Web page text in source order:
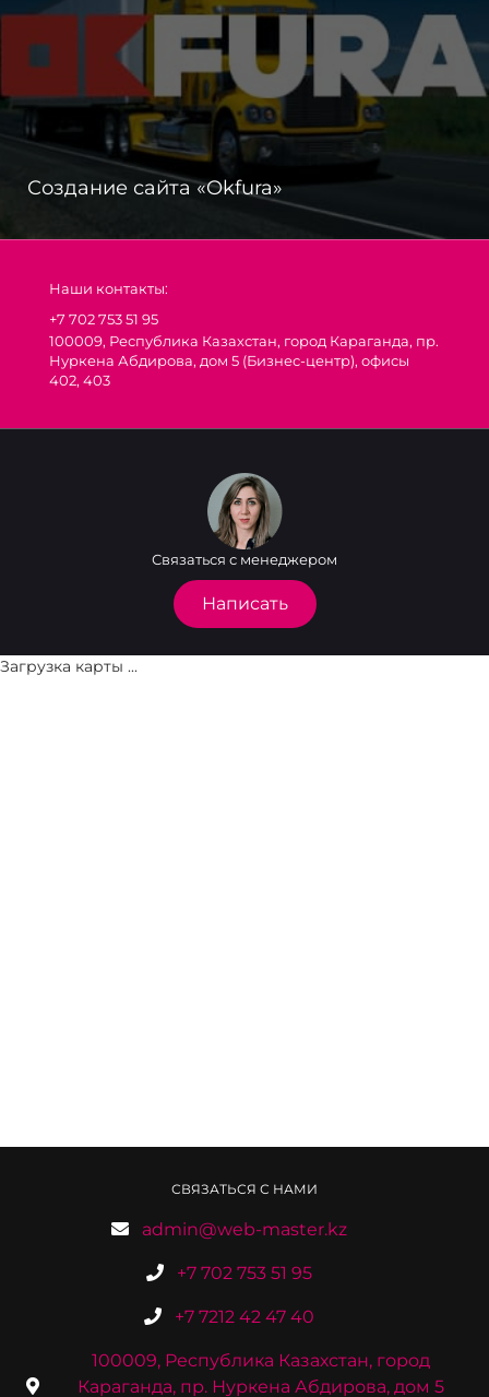
Создание сайта «Okfura»
Наши контакты:
+7 702 753 51 95
100009, Республика Казахстан, город Караганда, пр.
Нуркена Абдирова, дом 5 (Бизнес-центр), офисы
402, 403
Связаться с менеджером
Написать
Загрузка карты ...
СВЯЗАТЬСЯ С НАМИ
admin@web-master.kz
+7 702 753 51 95
+7 7212 42 47 40
100009, Республика Казахстан, город
Караганда, пр. Нуркена Абдирова, дом 5